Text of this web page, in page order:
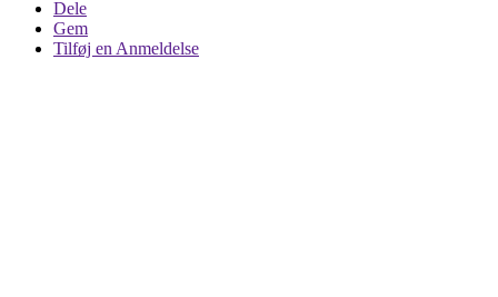
Dele
Gem
Tilføj en Anmeldelse